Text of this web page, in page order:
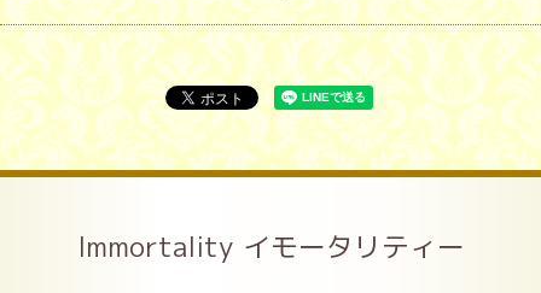
Immortality イモータリティー